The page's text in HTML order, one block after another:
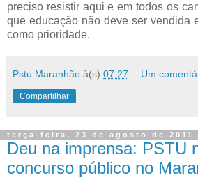
preciso resistir aqui e em todos os
que educação não deve ser vendida
como prioridade.
Pstu Maranhão à(s) 07:27 Um
Compartilhar
terça-feira, 23 de agosto de 2011
Deu na imprensa: PSTU
concurso público no